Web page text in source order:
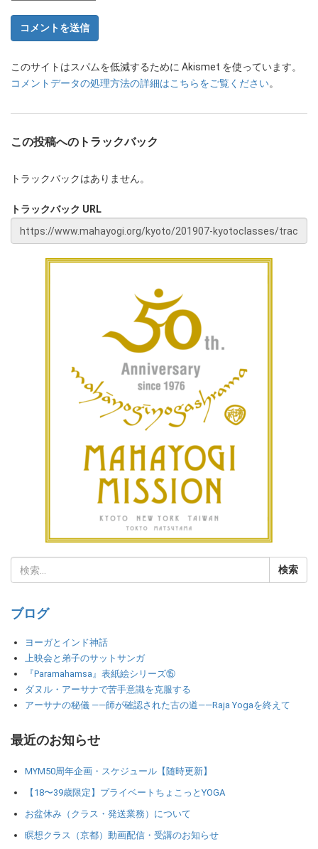
このサイトはスパムを低減するために Akismet を使っています。
コメントデータの処理方法の詳細はこちらをご覧ください。
この投稿へのトラックバック
トラックバックはありません。
トラックバック URL
ブログ
ヨーガとインド神話
上映会と弟子のサットサンガ
『Paramahamsa』表紙絵シリーズ⑮
ダヌル・アーサナで苦手意識を克服する
アーサナの秘儀 ――師が確認された古の道――Raja Yogaを終えて
最近のお知らせ
MYM50周年企画・スケジュール【随時更新】
【18〜39歳限定】プライベートちょこっとYOGA
お盆休み（クラス・発送業務）について
瞑想クラス（京都）動画配信・受講のお知らせ